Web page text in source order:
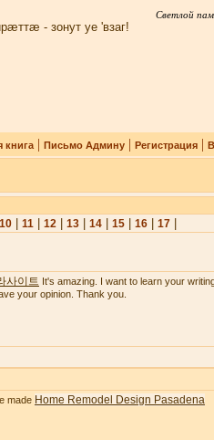
Светлой
- зонут уе 'взаг!
книга| Письмо Админу| Регистрация|
10| 11| 12| 13| 14| 15| 16| 17|
사이트 It's amazing. I want to learn your
your opinion. Thank you.
made Home Remodel Design Pasadena